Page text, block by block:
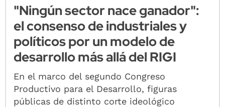
"Ningún sector nace ganador":
el consenso de industriales y
políticos por un modelo de
desarrollo más allá del RIGI
En el marco del segundo Congreso
Productivo para el Desarrollo, figuras
públicas de distinto corte ideológico